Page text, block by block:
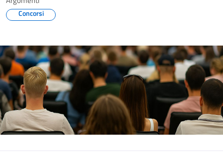
Concorsi